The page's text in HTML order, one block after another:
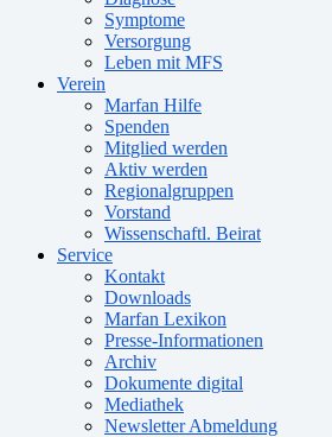
Symptome
Versorgung
Leben mit MFS
Verein
Marfan Hilfe
Spenden
Mitglied werden
Aktiv werden
Regionalgruppen
Vorstand
Wissenschaftl. Beirat
Service
Kontakt
Downloads
Marfan Lexikon
Presse-Informationen
Archiv
Dokumente digital
Mediathek
Newsletter Abmeldung